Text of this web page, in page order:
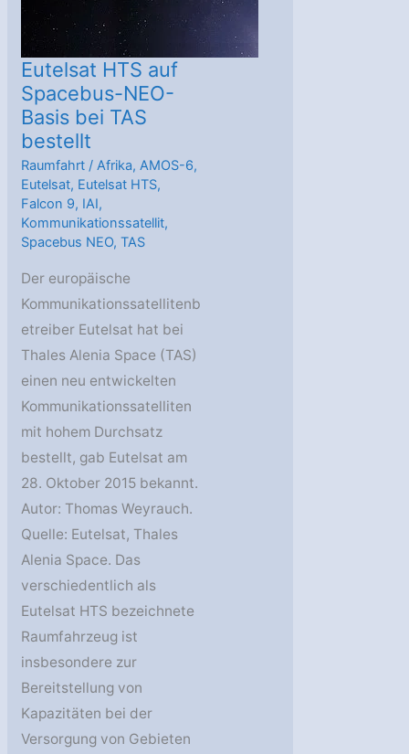
Eutelsat HTS auf
Spacebus-NEO-
Basis bei TAS
bestellt
Raumfahrt /Afrika,AMOS-6,
Eutelsat, Eutelsat HTS,
Falcon 9, IAI,
Kommunikationssatellit,
Spacebus NEO,TAS
Der europäische
Kommunikationssatellitenb
etreiber Eutelsat hat bei
Thales Alenia Space (TAS)
einen neu entwickelten
Kommunikationssatelliten
mit hohem Durchsatz
bestellt, gab Eutelsat am
28. Oktober 2015 bekannt.
Autor: Thomas Weyrauch.
Quelle: Eutelsat, Thales
Alenia Space. Das
verschiedentlich als
Eutelsat HTS bezeichnete
Raumfahrzeug ist
insbesondere zur
Bereitstellung von
Kapazitäten bei der
Versorgung von Gebieten